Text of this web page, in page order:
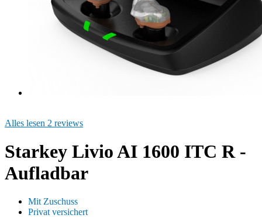
Alles lesen 2 reviews
Starkey Livio AI 1600 ITC R -
Aufladbar
Mit Zuschuss
Privat versichert